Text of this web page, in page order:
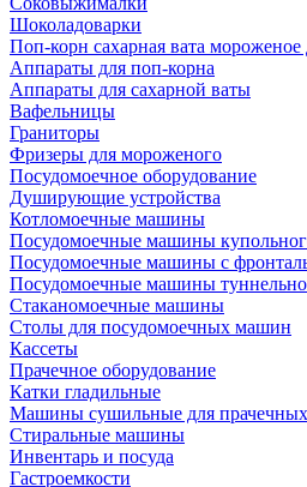
Шоколадоварки
Поп-корн сахарная вата мороженое
Аппараты для поп-корна
Аппараты для сахарной ваты
Вафельницы
Граниторы
Фризеры для мороженого
Посудомоечное оборудование
Душирующие устройства
Котломоечные машины
Посудомоечные машины
Посудомоечные машины с
Посудомоечные машины
Стаканомоечные машины
Столы для посудомоечных машин
Кассеты
Прачечное оборудование
Катки гладильные
Машины сушильные для прачечных
Стиральные машины
Инвентарь и посуда
Гастроемкости